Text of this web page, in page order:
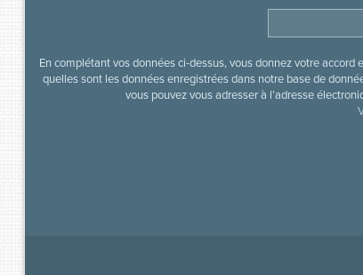
En complétant vos données ci-dessus, vous donnez votre
quelles sont les données enregistrées dans notre base de
vous pouvez vous adresser à l’adresse